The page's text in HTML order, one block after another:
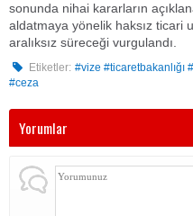
sonunda nihai kararların
aldatmaya yönelik haksız ticari
aralıksız süreceği vurgulandı.
Etiketler: #vize #ticaretbakanlığı
#ceza
Yorumlar